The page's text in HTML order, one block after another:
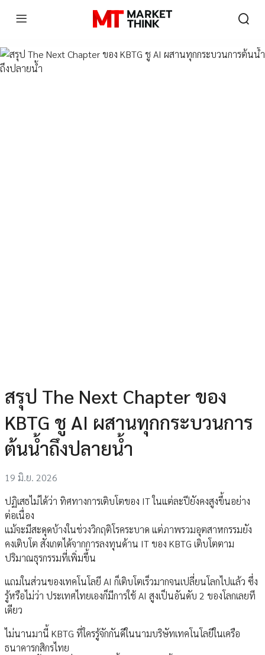
สรุป The Next Chapter ของ
KBTG ชู AI ผสานทุกกระบวนการ
ต้นน้ำถึงปลายน้ำ
19 มิ.ย. 2026
ปฏิเสธไม่ได้ว่า ทิศทางการเติบโตของ IT ในแต่ละปียังคงสูงขึ้นอย่าง
ต่อเนื่อง
แม้จะมีสะดุดบ้างในช่วงวิกฤติโรคระบาด แต่ภาพรวมอุตสาหกรรมยัง
คงเติบโต สังเกตได้จากการลงทุนด้าน IT ของ KBTG เติบโตตาม
ปริมาณธุรกรรมที่เพิ่มขึ้น
แถมในส่วนของเทคโนโลยี AI ก็เติบโตเร็วมากจนเปลี่ยนโลกไปแล้ว ซึ่ง
รู้หรือไม่ว่า ประเทศไทยเองก็มีการใช้ AI สูงเป็นอันดับ 2 ของโลกเลยที
เดียว
ไม่นานมานี้ KBTG ที่ใครรู้จักกันดีในนามบริษัทเทคโนโลยีในเครือ
ธนาคารกสิกรไทย